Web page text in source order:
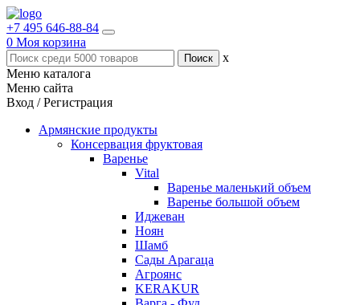
+7 495 646-88-84
0 Моя корзина
x
Меню каталога
Меню сайта
Вход / Регистрация
Армянские продукты
Консервация фруктовая
Варенье
Vital
Варенье маленький объем
Варенье большой объем
Иджеван
Ноян
Шамб
Сады Арагаца
Агроянс
KERAKUR